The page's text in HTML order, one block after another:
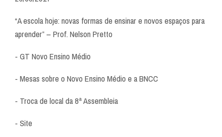
“A escola hoje: novas formas de ensinar e novos espaços para
aprender” – Prof. Nelson Pretto
- GT Novo Ensino Médio
- Mesas sobre o Novo Ensino Médio e a BNCC
- Troca de local da 8ª Assembleia
- Site